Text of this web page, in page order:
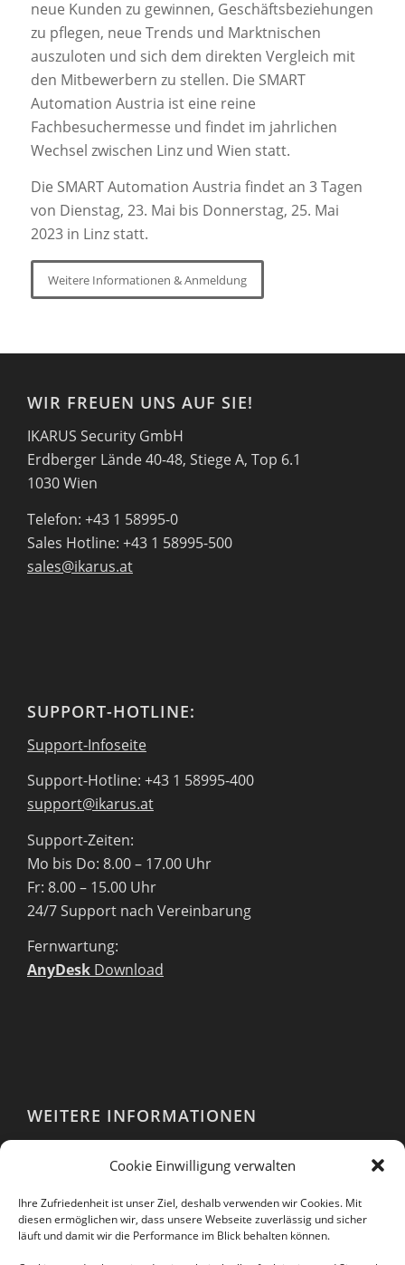
Cookie Einwilligung verwalten
Ihre Zufriedenheit ist unser Ziel, deshalb verwenden wir Cookies. Mit
diesen ermöglichen wir, dass unsere Webseite zuverlässig und sicher
läuft und damit wir die Performance im Blick behalten können.
neue Kunden zu gewinnen, Geschäftsbeziehungen
zu pflegen, neue Trends und Marktnischen
auszuloten und sich dem direkten Vergleich mit
den Mitbewerbern zu stellen. Die SMART
Automation Austria ist eine reine
Fachbesuchermesse und findet im jahrlichen
Wechsel zwischen Linz und Wien statt.
Die SMART Automation Austria findet an 3 Tagen
von Dienstag, 23. Mai bis Donnerstag, 25. Mai
2023 in Linz statt.
Weitere Informationen & Anmeldung
WIR FREUEN UNS AUF SIE!
IKARUS Security GmbH
Erdberger Lände 40-48, Stiege A, Top 6.1
1030 Wien
Telefon: +43 1 58995-0
Sales Hotline: +43 1 58995-500
sales@ikarus.at
SUPPORT-HOTLINE:
Support-Infoseite
Support-Hotline: +43 1 58995-400
support@ikarus.at
Support-Zeiten:
Mo bis Do: 8.00 – 17.00 Uhr
Fr: 8.00 – 15.00 Uhr
24/7 Support nach Vereinbarung
Fernwartung:
AnyDesk Download
WEITERE INFORMATIONEN
AGB
EULA
Datenschutzerklärung